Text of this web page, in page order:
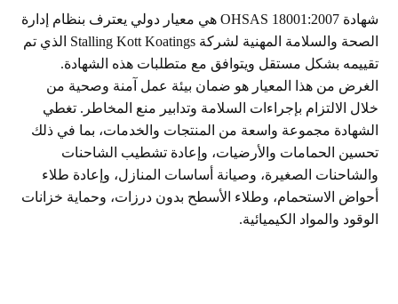
شهادة OHSAS 18001:2007 هي معيار دولي يعترف بنظام إدارة
الصحة والسلامة المهنية لشركة Stalling Kott Koatings الذي تم
تقييمه بشكل مستقل ويتوافق مع متطلبات هذه الشهادة.
الغرض من هذا المعيار هو ضمان بيئة عمل آمنة وصحية من
خلال الالتزام بإجراءات السلامة وتدابير منع المخاطر. تغطي
الشهادة مجموعة واسعة من المنتجات والخدمات، بما في ذلك
تحسين الحمامات والأرضيات، وإعادة تشطيب الشاحنات
والشاحنات الصغيرة، وصيانة أساسات المنازل، وإعادة طلاء
أحواض الاستحمام، وطلاء الأسطح بدون درزات، وحماية خزانات
الوقود والمواد الكيميائية.